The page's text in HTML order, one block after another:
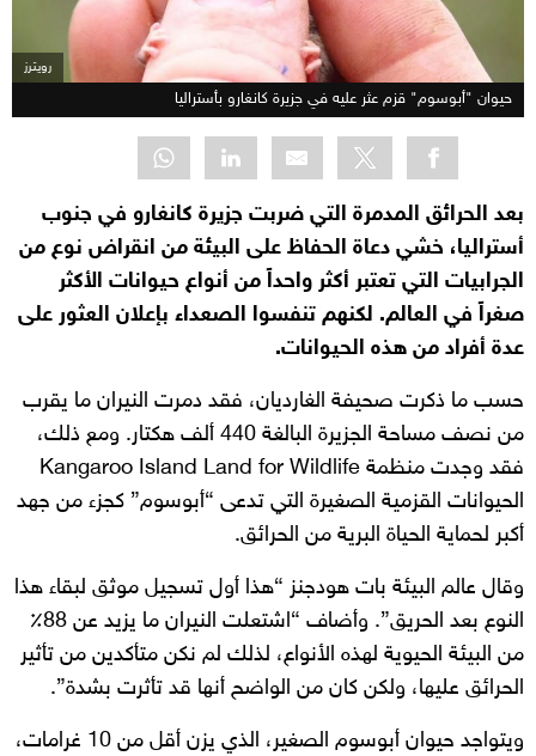
رويترز
حيوان "أبوسوم" قزم عثر عليه في جزيرة كانغارو بأستراليا
بعد الحرائق المدمرة التي ضربت جزيرة كانغارو في جنوب
أستراليا، خشي دعاة الحفاظ على البيئة من انقراض نوع من
الجرابيات التي تعتبر أكثر واحداً من أنواع حيوانات الأكثر
صغراً في العالم. لكنهم تنفسوا الصعداء بإعلان العثور على
عدة أفراد من هذه الحيوانات.
حسب ما ذكرت صحيفة الغارديان، فقد دمرت النيران ما يقرب
من نصف مساحة الجزيرة البالغة 440 ألف هكتار. ومع ذلك،
الحيوانات القزمية الصغيرة التي تدعى “أبوسوم” كجزء من جهد
أكبر لحماية الحياة البرية من الحرائق.
وقال عالم البيئة بات هودجنز “هذا أول تسجيل موثق لبقاء هذا
النوع بعد الحريق”. وأضاف “اشتعلت النيران ما يزيد عن 88٪
من البيئة الحيوية لهذه الأنواع، لذلك لم نكن متأكدين من تأثير
الحرائق عليها، ولكن كان من الواضح أنها قد تأثرت بشدة”.
ويتواجد حيوان أبوسوم الصغير، الذي يزن أقل من 10 غرامات،